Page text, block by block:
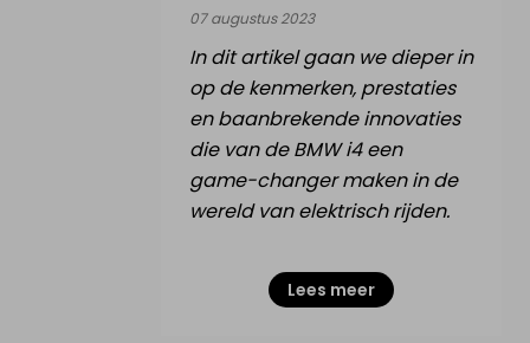
07 augustus 2023
In dit artikel gaan we dieper in
op de kenmerken, prestaties
en baanbrekende innovaties
die van de BMW i4 een
game-changer maken in de
wereld van elektrisch rijden.
Lees meer